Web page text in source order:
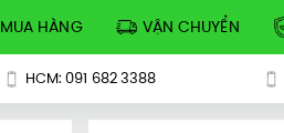
MUA HÀNG VẬN CHUYỂN
HCM: 091 682 3388